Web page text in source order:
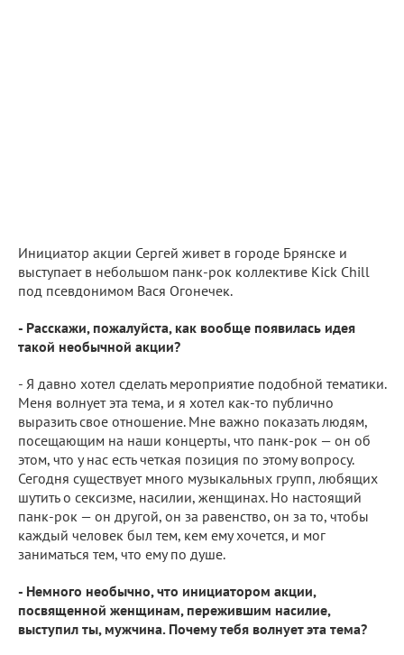
Инициатор акции Сергей живет в городе Брянске и
выступает в небольшом панк-рок коллективе Kick Chill
под псевдонимом Вася Огонечек.
- Расскажи, пожалуйста, как вообще появилась идея
такой необычной акции?
- Я давно хотел сделать мероприятие подобной тематики.
Меня волнует эта тема, и я хотел как-то публично
выразить свое отношение. Мне важно показать людям,
посещающим на наши концерты, что панк-рок — он об
этом, что у нас есть четкая позиция по этому вопросу.
Сегодня существует много музыкальных групп, любящих
шутить о сексизме, насилии, женщинах. Но настоящий
панк-рок — он другой, он за равенство, он за то, чтобы
каждый человек был тем, кем ему хочется, и мог
заниматься тем, что ему по душе.
- Немного необычно, что инициатором акции,
посвященной женщинам, пережившим насилие,
выступил ты, мужчина. Почему тебя волнует эта тема?